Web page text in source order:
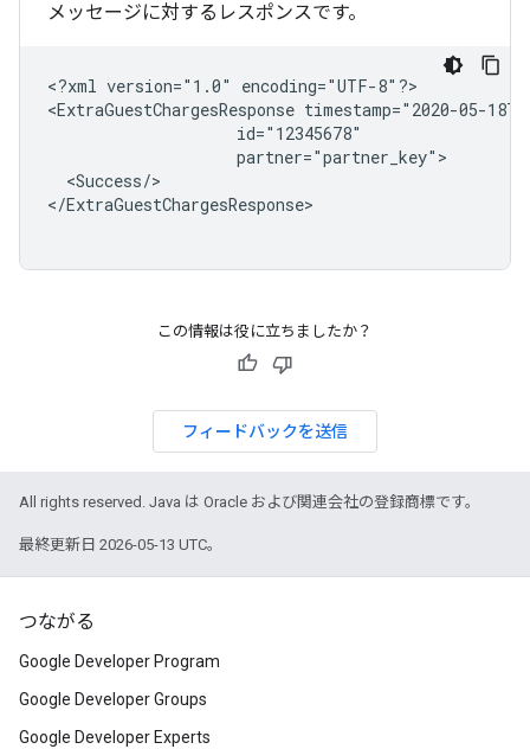
メッセージに対するレスポンスです。
<?xml version="1.0"
encoding="UTF-8"?>
<ExtraGuestChargesResponse
<Success/>
</ExtraGuestChargesResponse>
この情報は役に立ちましたか？
フィードバックを送信
All rights reserved. Java は Oracle および関連会社の登録商標です。
最終更新日 2026-05-13 UTC。
つながる
Google Developer Program
Google Developer Groups
Google Developer Experts